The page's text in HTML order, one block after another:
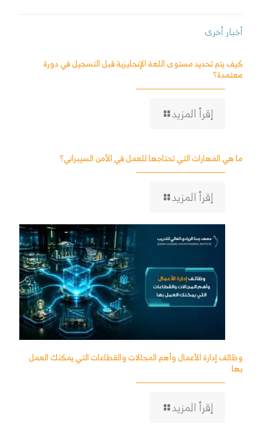
أخبار أخرى
كيف يتم تحديد مستوى اللغة الإنجليزية قبل التسجيل في دورة
معتمدة؟
إقرأ المزيد
ما هي المهارات التي تحتاجها للعمل في الأمن السيبراني؟
إقرأ المزيد
وظائف إدارة الأعمال وأهم المجالات والقطاعات التي يمكنك العمل
بها
إقرأ المزيد